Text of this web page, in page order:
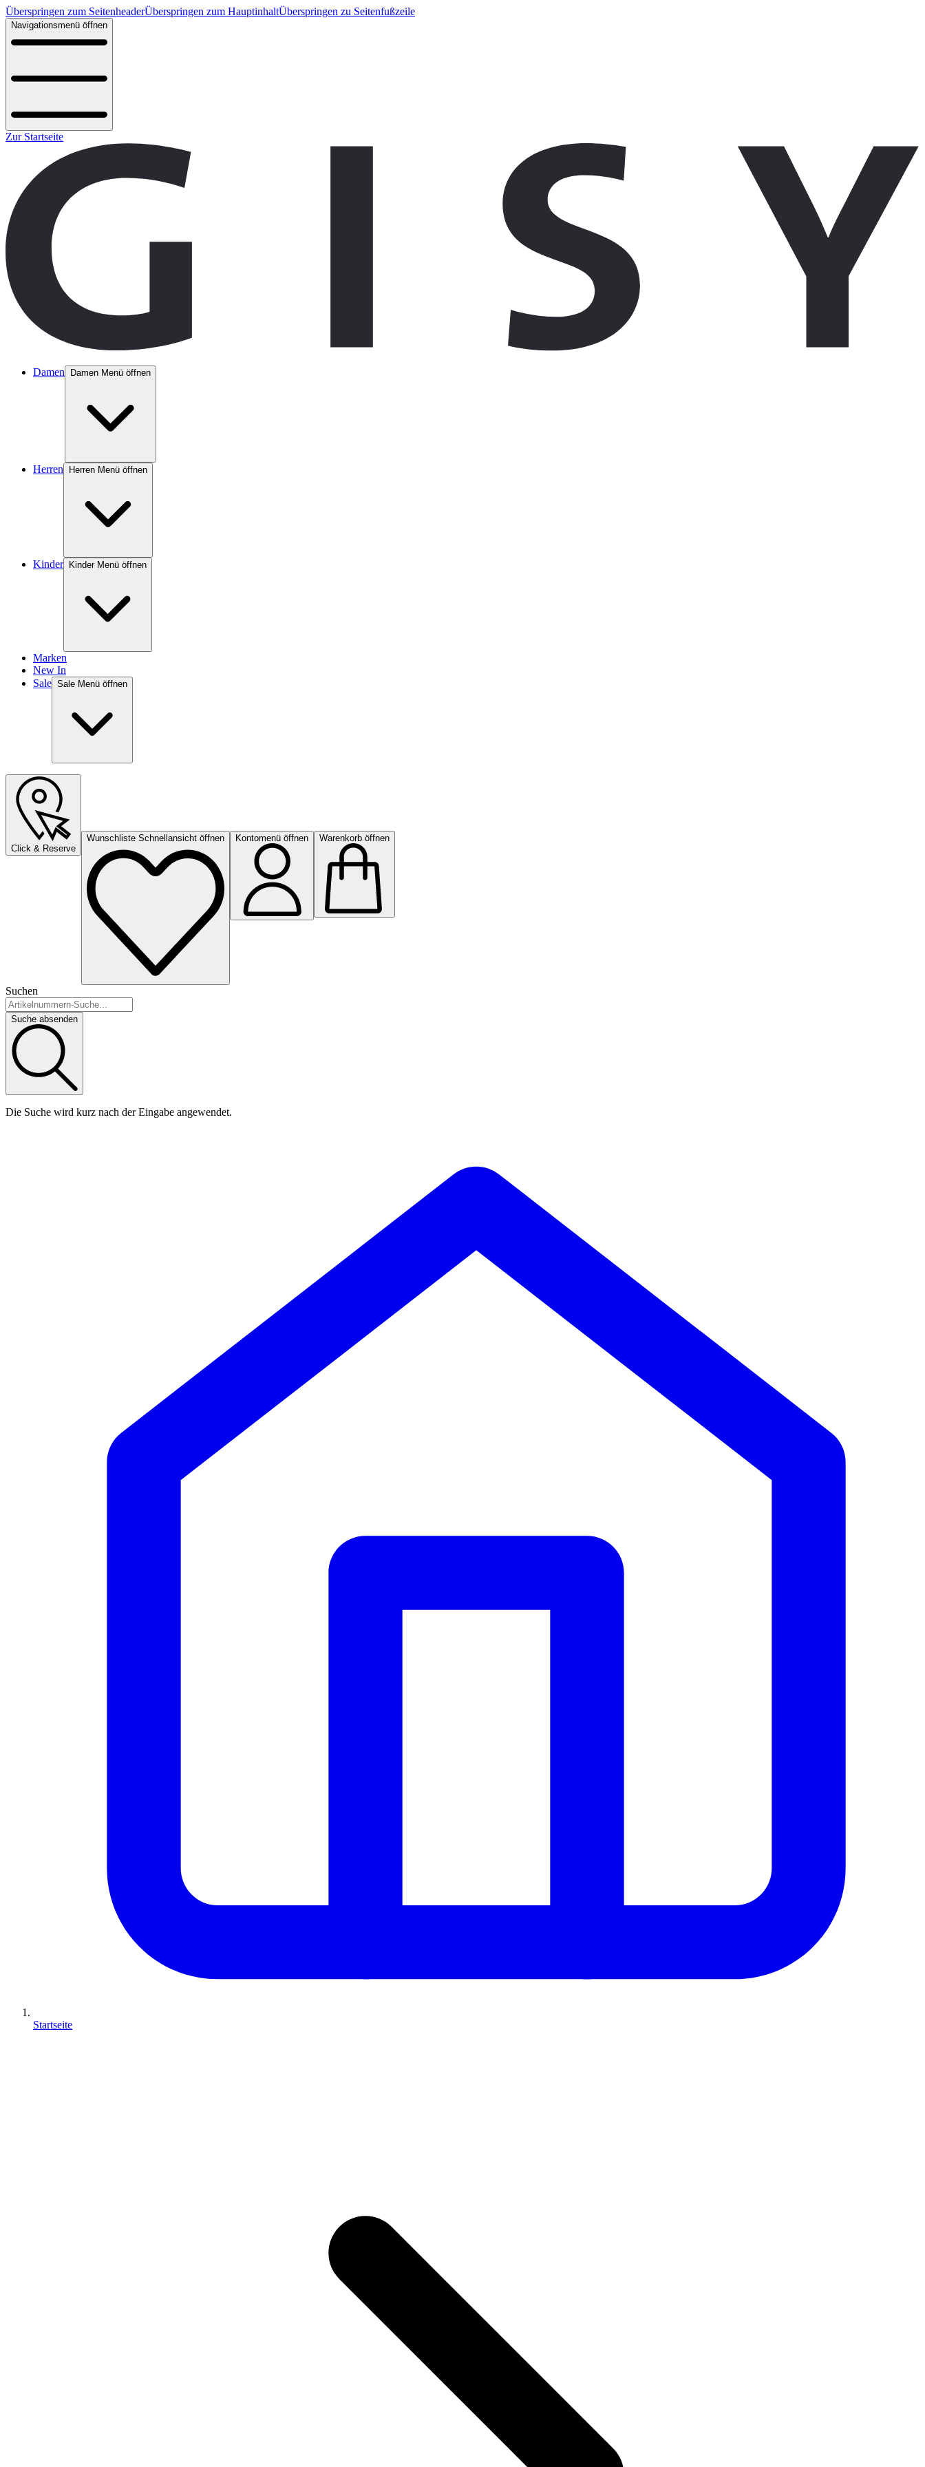
Überspringen zum SeitenheaderÜberspringen zum HauptinhaltÜberspringen zu Seitenfußzeile
Navigationsmenü öffnen
Zur Startseite
Damen Damen Menü öffnen
Herren Herren Menü öffnen
Kinder Kinder Menü öffnen
Marken
New In
Sale Sale Menü öffnen
Click & Reserve
Wunschliste Schnellansicht öffnen Kontomenü öffnen Warenkorb öffnen
Suchen
Suche absenden
Die Suche wird kurz nach der Eingabe angewendet.
Startseite